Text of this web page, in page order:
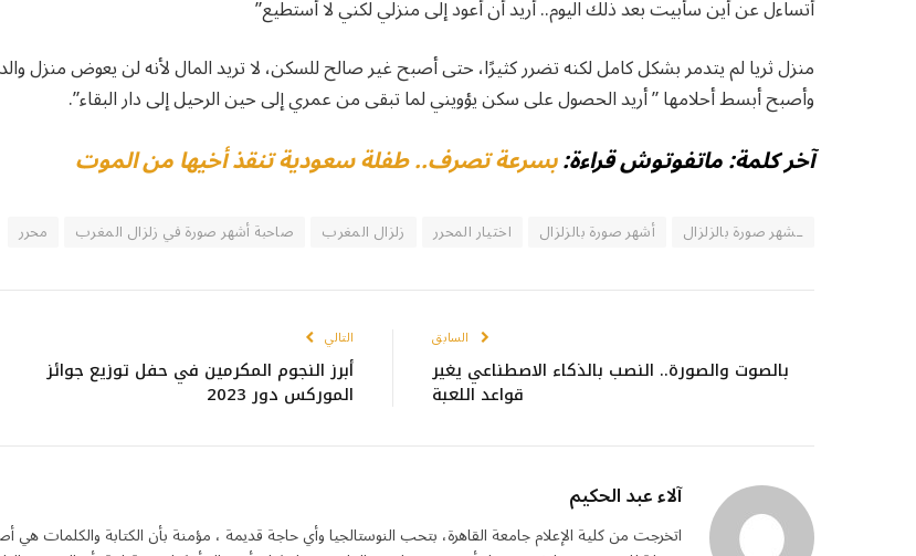
أتساءل عن أين سأبيت بعد ذلك اليوم.. أريد أن أعود إلى منزلي لكني لا أستطيع”
منزل ثريا لم يتدمر بشكل كامل لكنه تضرر كثيرًا، حتى أصبح غير صالح للسكن، لا تريد المال لأنه لن يعوض منزل
وأصبح أبسط أحلامها ” أريد الحصول على سكن يؤويني لما تبقى من عمري إلى حين الرحيل إلى دار البقاء”.
آخر كلمة: ماتفوتوش قراءة:بسرعة تصرف.. طفلة سعودية تنقذ أخيها من الموت
ـشهر صورة بالزلزال أشهر صورة بالزلزال اختيار المحرر زلزال المغرب صاحبة أشهر صورة في زلزال المغرب محرر
السابق
بالصوت والصورة.. النصب بالذكاء الاصطناعي يغير
قواعد اللعبة
التالي
أبرز النجوم المكرمين في حفل توزيع جوائز
الموركس دور 2023
آلاء عبد الحكيم
اتخرجت من كلية الإعلام جامعة القاهرة، بتحب النوستالجيا وأي حاجة قديمة ، مؤمنة بأن الكتابة والكلمات هي